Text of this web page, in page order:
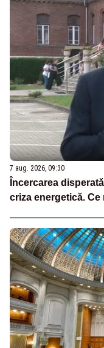
7 aug. 2026, 09:30
Încercarea
criza energetică. Ce